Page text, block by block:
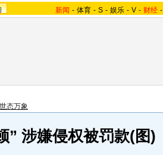
新闻 - 体育 - S - 娱乐 - V - 财经 -
世态万象
” 涉嫌侵权被罚款(图)